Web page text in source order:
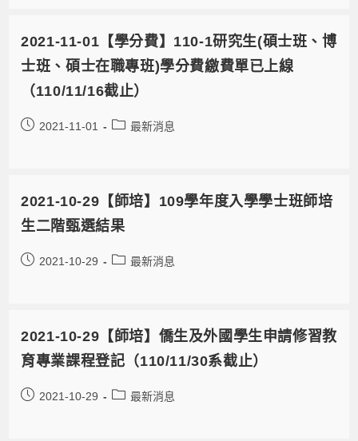
2021-11-01【學分費】110-1研究生(碩士班、博
士班、碩士在職專班)學分費繳費單已上線
（110/11/16截止）
2021-11-01 最新消息
2021-10-29【師培】109學年度入學學士班師培
生二階甄選結果
2021-10-29 最新消息
2021-10-29【師培】僑生及外國學生申請修習教
育專業課程登記（110/11/30系截止）
2021-10-29 最新消息